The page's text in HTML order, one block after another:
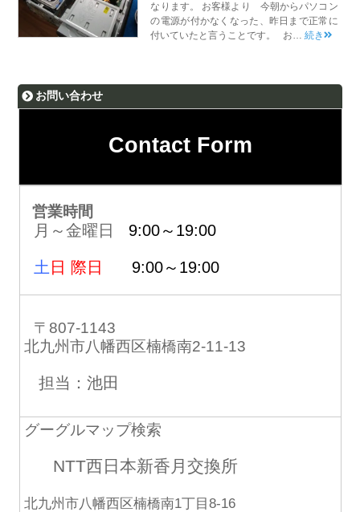
なります。 お客様より 今朝からパソコン
の電源が付かなくなった、昨日まで正常に
付いていたと言うことです。 お…続き
お問い合わせ
Contact Form
営業時間
月～金曜日 9:00～19:00
土 日 際日 9:00～19:00
〒807-1143
北九州市八幡西区楠橋南2-11-13
担当：池田
グーグルマップ検索
NTT西日本新香月交換所
北九州市八幡西区楠橋南1丁目8-16